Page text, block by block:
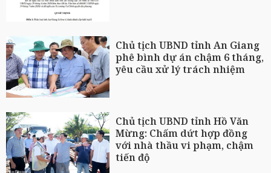
Chủ tịch UBND tỉnh An Giang
phê bình dự án chậm 6 tháng,
yêu cầu xử lý trách nhiệm
Chủ tịch UBND tỉnh Hồ Văn
Mừng: Chấm dứt hợp đồng
với nhà thầu vi phạm, chậm
tiến độ